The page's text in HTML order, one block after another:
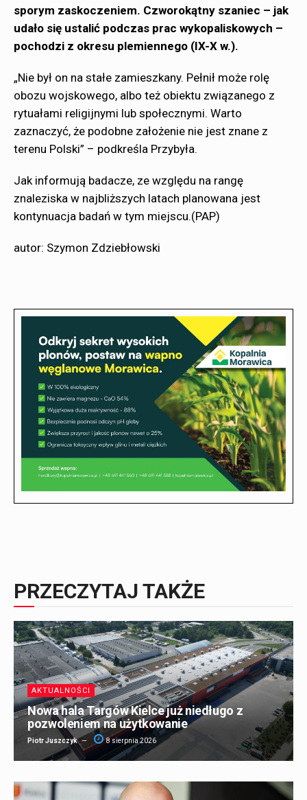
sporym zaskoczeniem. Czworokątny szaniec – jak
udało się ustalić podczas prac wykopaliskowych –
pochodzi z okresu plemiennego (IX-X w.).
„Nie był on na stałe zamieszkany. Pełnił może rolę
obozu wojskowego, albo też obiektu związanego z
rytuałami religijnymi lub społecznymi. Warto
zaznaczyć, że podobne założenie nie jest znane z
terenu Polski” – podkreśla Przybyła.
Jak informują badacze, ze względu na rangę
znaleziska w najbliższych latach planowana jest
kontynuacja badań w tym miejscu.(PAP)
autor: Szymon Zdziebłowski
PRZECZYTAJ TAKŻE
AKTUALNOŚCI
Nowa hala Targów Kielce już niedługo z
pozwoleniem na użytkowanie
Piotr Juszczyk 8 sierpnia 2026